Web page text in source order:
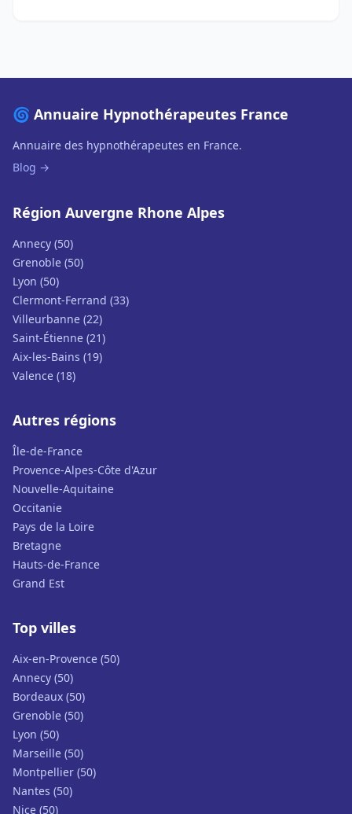
🌀 Annuaire Hypnothérapeutes France
Annuaire des hypnothérapeutes en France.
Blog →
Région Auvergne Rhone Alpes
Annecy (50)
Grenoble (50)
Lyon (50)
Clermont-Ferrand (33)
Villeurbanne (22)
Saint-Étienne (21)
Aix-les-Bains (19)
Valence (18)
Autres régions
Île-de-France
Provence-Alpes-Côte d'Azur
Nouvelle-Aquitaine
Occitanie
Pays de la Loire
Bretagne
Hauts-de-France
Grand Est
Top villes
Aix-en-Provence (50)
Annecy (50)
Bordeaux (50)
Grenoble (50)
Lyon (50)
Marseille (50)
Montpellier (50)
Nantes (50)
Nice (50)